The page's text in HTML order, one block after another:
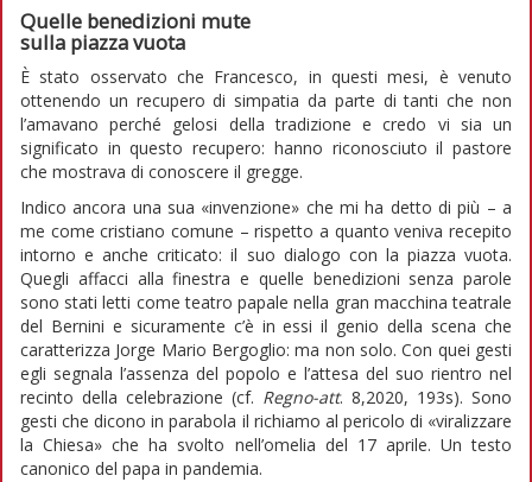
Quelle benedizioni mute
sulla piazza vuota
È stato osservato che Francesco, in questi mesi, è venuto
ottenendo un recupero di simpatia da parte di tanti che non
l’amavano perché gelosi della tradizione e credo vi sia un
significato in questo recupero: hanno riconosciuto il pastore
che mostrava di conoscere il gregge.
Indico ancora una sua «invenzione» che mi ha detto di più – a
me come cristiano comune – rispetto a quanto veniva recepito
intorno e anche criticato: il suo dialogo con la piazza vuota.
Quegli affacci alla finestra e quelle benedizioni senza parole
sono stati letti come teatro papale nella gran macchina teatrale
del Bernini e sicuramente c’è in essi il genio della scena che
caratterizza Jorge Mario Bergoglio: ma non solo. Con quei gesti
egli segnala l’assenza del popolo e l’attesa del suo rientro nel
recinto della celebrazione (cf. Regno-att. 8,2020, 193s). Sono
gesti che dicono in parabola il richiamo al pericolo di «viralizzare
la Chiesa» che ha svolto nell’omelia del 17 aprile. Un testo
canonico del papa in pandemia.